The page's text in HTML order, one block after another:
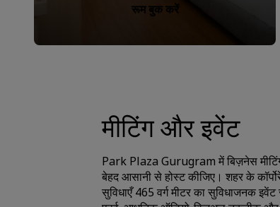
रूम बुक करें
मीटिंग और इवेंट
Park Plaza Gurugram में बिज़नेस
बेहद आसानी से होस्ट कीजिए। शहर के
सुविधाएँ 465 वर्ग मीटर का सुविधाजनक